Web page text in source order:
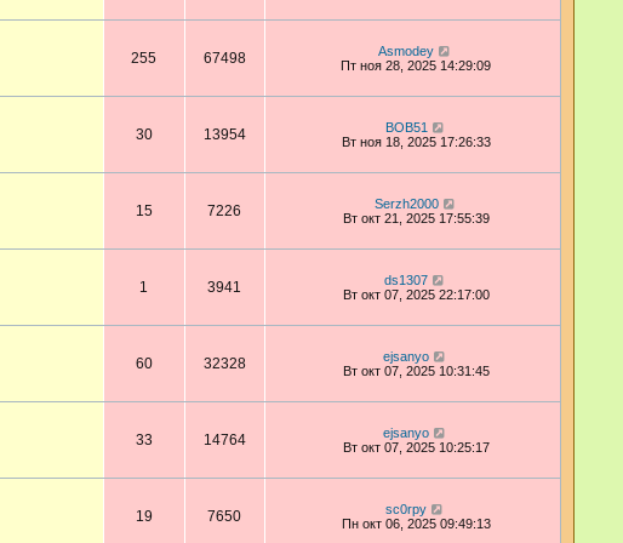
255 67498
Asmodey
Пт ноя 28, 2025 14:29:09
30 13954
BOB51
Вт ноя 18, 2025 17:26:33
15 7226
Serzh2000
Вт окт 21, 2025 17:55:39
1 3941
ds1307
Вт окт 07, 2025 22:17:00
60 32328
ejsanyo
Вт окт 07, 2025 10:31:45
33 14764
ejsanyo
Вт окт 07, 2025 10:25:17
19 7650
sc0rpy
Пн окт 06, 2025 09:49:13